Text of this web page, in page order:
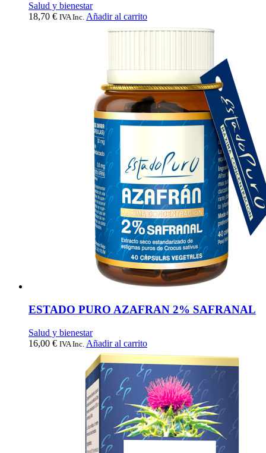
Salud y bienestar
18,70 € IVA Inc. Añadir al carrito
ESTADO PURO AZAFRAN 2% SAFRANAL
Salud y bienestar
16,00 € IVA Inc. Añadir al carrito